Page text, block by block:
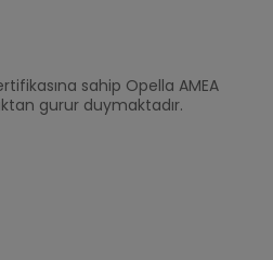
sahip Opella AMEA
gurur duymaktadır.